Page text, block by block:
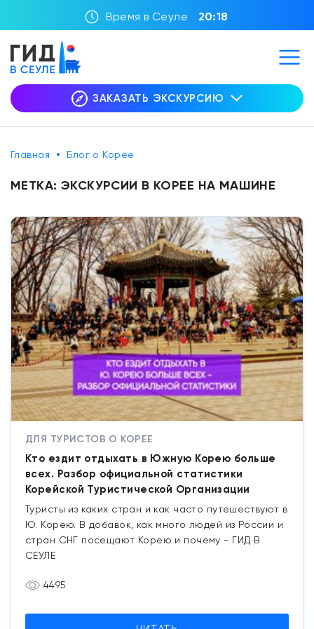
Время в Сеуле 20:18
ЗАКАЗАТЬ ЭКСКУРСИЮ
Главная Блог о Корее
МЕТКА: ЭКСКУРСИИ В КОРЕЕ НА МАШИНЕ
ДЛЯ ТУРИСТОВ О КОРЕЕ
Кто ездит отдыхать в Южную Корею больше
всех. Разбор официальной статистики
Корейской Туристической Организации
Туристы из каких стран и как часто путешествуют в
Ю. Корею. В добавок, как много людей из России и
стран СНГ посещают Корею и почему - ГИД В
СЕУЛЕ
4495